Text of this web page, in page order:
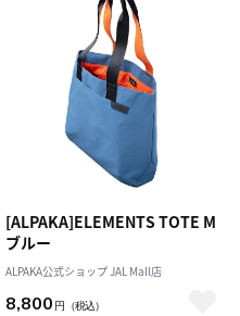
[ALPAKA]ELEMENTS TOTE M
ブルー
ALPAKA公式ショップ JAL Mall店
8,800 円 （税込）